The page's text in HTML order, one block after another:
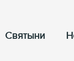
Cвятыни